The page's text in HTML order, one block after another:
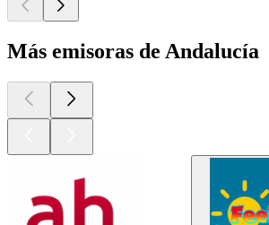
Más emisoras de Andalucía